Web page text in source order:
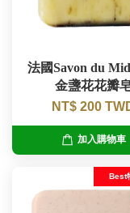
法國Savon du
金盞花花瓣
NT$ 200
加入購物車
Best